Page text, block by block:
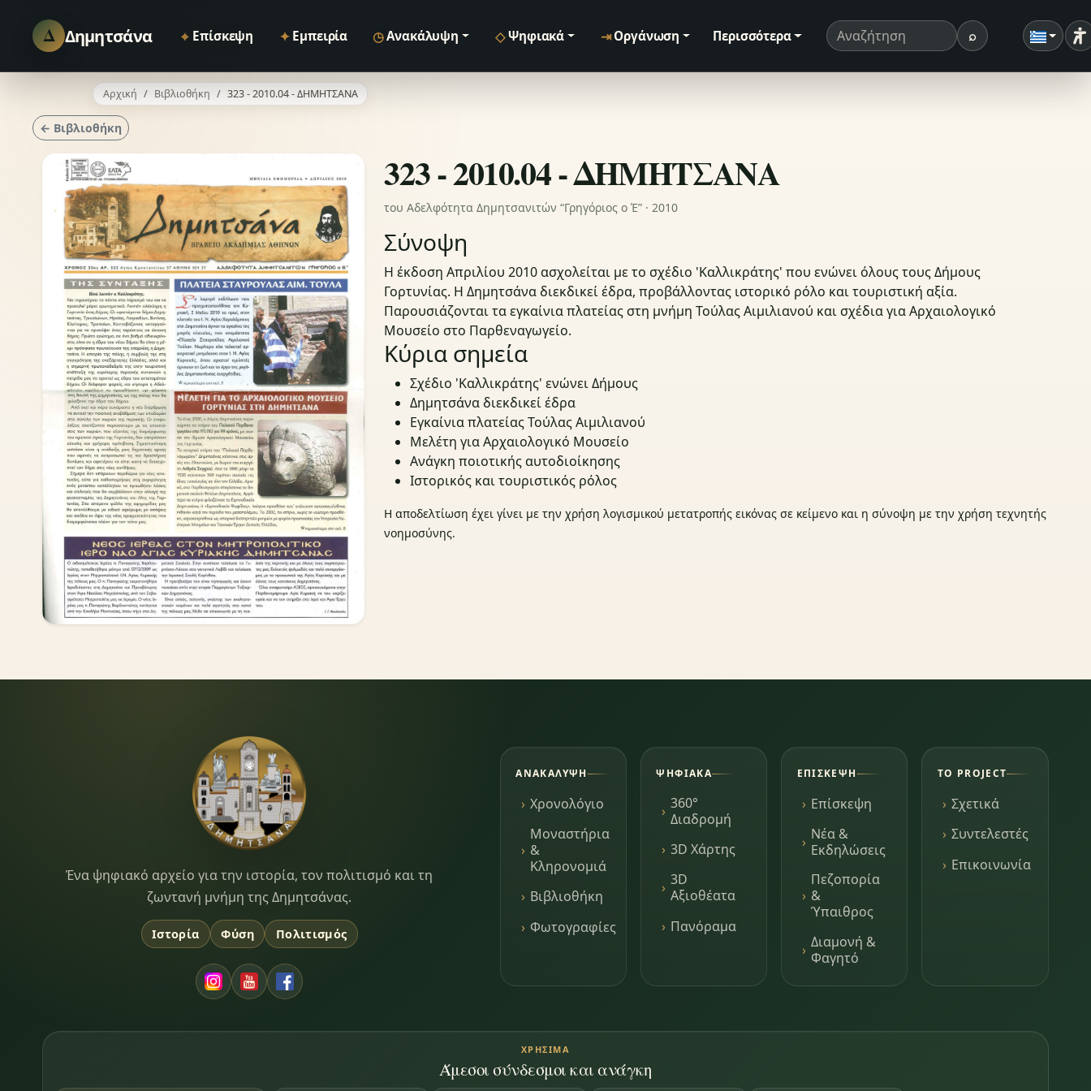
Δ Δημητσάνα ⌖ Επίσκεψη ✦ Εμπειρία ◷Ανακάλυψη ◇ Ψηφιακά ⇥ Οργάνωση Περισσότερα Όρος αναζήτησης ⌕Αναζήτηση
Αρχική Βιβλιοθήκη 323 - 2010.04 - ΔΗΜΗΤΣΑΝΑ
← Βιβλιοθήκη
323 - 2010.04 - ΔΗΜΗΤΣΑΝΑ
του Αδελφότητα Δημητσανιτών “Γρηγόριος ο Έ” · 2010
Σύνοψη
Η έκδοση Απριλίου 2010 ασχολείται με το σχέδιο 'Καλλικράτης' που ενώνει όλους τους Δήμους
Γορτυνίας. Η Δημητσάνα διεκδικεί έδρα, προβάλλοντας ιστορικό ρόλο και τουριστική αξία.
Παρουσιάζονται τα εγκαίνια πλατείας στη μνήμη Τούλας Αιμιλιανού και σχέδια για Αρχαιολογικό
Μουσείο στο Παρθεναγωγείο.
Κύρια σημεία
Σχέδιο 'Καλλικράτης' ενώνει Δήμους
Δημητσάνα διεκδικεί έδρα
Εγκαίνια πλατείας Τούλας Αιμιλιανού
Μελέτη για Αρχαιολογικό Μουσείο
Ανάγκη ποιοτικής αυτοδιοίκησης
Ιστορικός και τουριστικός ρόλος
Η αποδελτίωση έχει γίνει με την χρήση λογισμικού μετατροπής εικόνας σε κείμενο και η σύνοψη με την χρήση τεχνητής
νοημοσύνης.
Dimitsana.gr
Ένα ψηφιακό αρχείο για την ιστορία, τον πολιτισμό και τη
ζωντανή μνήμη της Δημητσάνας.
Ιστορία Φύση Πολιτισμός
ΑΝΑΚΆΛΥΨΗ
Χρονολόγιο
Μοναστήρια
&
Κληρονομιά
Βιβλιοθήκη
Φωτογραφίες
ΨΗΦΙΑΚΆ
360°
Διαδρομή
3D Χάρτης
3D
Αξιοθέατα
Πανόραμα
ΕΠΊΣΚΕΨΗ
Επίσκεψη
Νέα &
Εκδηλώσεις
Πεζοπορία
&
Ύπαιθρος
Διαμονή &
Φαγητό
ΤΟ PROJECT
Σχετικά
Συντελεστές
Επικοινωνία
ΧΡΉΣΙΜΑ
Άμεσοι σύνδεσμοι και ανάγκη